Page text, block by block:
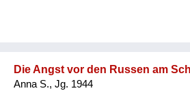
Die Angst vor den Russen am
Anna S., Jg. 1944